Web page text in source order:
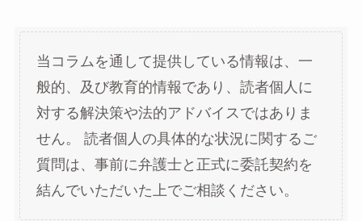
当コラムを通して提供している情報は、一
般的、及び教育的情報であり、読者個人に
対する解決策や法的アドバイスではありま
せん。 読者個人の具体的な状況に関するご
質問は、事前に弁護士と正式に委託契約を
結んでいただいた上でご相談ください。